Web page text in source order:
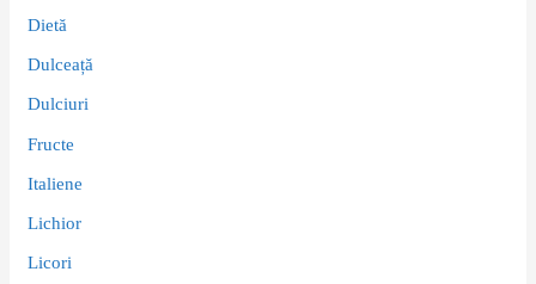
Dietă
Dulceață
Dulciuri
Fructe
Italiene
Lichior
Licori